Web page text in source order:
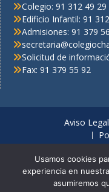
Colegio: 91 312 49 29
Edificio Infantil: 91
Admisiones: 91 379
Solicitud de
Fax: 91 379 55 92
Aviso Legal
Looking for a thrilling
table games, and live
Usamos cookies
experiencia en
asumiremos